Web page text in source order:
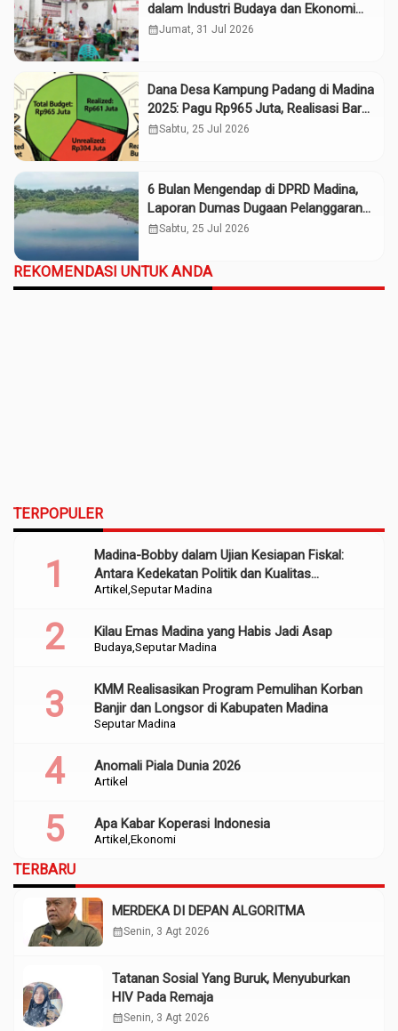
dalam Industri Budaya dan Ekonomi
Daerah
calendar_monthJumat, 31 Jul 2026
Dana Desa Kampung Padang di Madina
2025: Pagu Rp965 Juta, Realisasi Baru
Rp661 Juta
calendar_monthSabtu, 25 Jul 2026
6 Bulan Mengendap di DPRD Madina,
Laporan Dumas Dugaan Pelanggaran
PT Rendi Tak Digubris
calendar_monthSabtu, 25 Jul 2026
REKOMENDASI UNTUK ANDA
TERPOPULER
Artikel Seputar Madina
Madina-Bobby dalam Ujian Kesiapan Fiskal:
Antara Kedekatan Politik dan Kualitas
Perencanaan
Budaya Seputar Madina
Kilau Emas Madina yang Habis Jadi Asap
Seputar Madina
KMM Realisasikan Program Pemulihan Korban
Banjir dan Longsor di Kabupaten Madina
Artikel
Anomali Piala Dunia 2026
Artikel Ekonomi
Apa Kabar Koperasi Indonesia
TERBARU
MERDEKA DI DEPAN ALGORITMA
calendar_monthSenin, 3 Agt 2026
Tatanan Sosial Yang Buruk, Menyuburkan
HIV Pada Remaja
calendar_monthSenin, 3 Agt 2026